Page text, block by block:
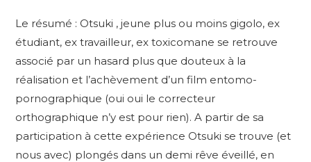
Le résumé : Otsuki , jeune plus ou moins gigolo, ex
étudiant, ex travailleur, ex toxicomane se retrouve
associé par un hasard plus que douteux à la
réalisation et l’achèvement d’un film entomo-
pornographique (oui oui le correcteur
orthographique n’y est pour rien). A partir de sa
participation à cette expérience Otsuki se trouve (et
nous avec) plongés dans un demi rêve éveillé, en